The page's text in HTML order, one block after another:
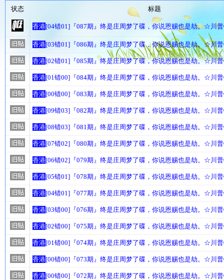
状态 标题
香港[04错01]『087期』终是庄周梦了碟，你说恩赐也是劫。☆川
香港[03错01]『086期』终是庄周梦了碟，你说恩赐也是劫。☆川
香港[02错01]『085期』终是庄周梦了碟，你说恩赐也是劫。☆川
香港[01错00]『084期』终是庄周梦了碟，你说恩赐也是劫。☆川
香港[00错00]『083期』终是庄周梦了碟，你说恩赐也是劫。☆川
香港[09错03]『082期』终是庄周梦了碟，你说恩赐也是劫。☆川
香港[08错03]『081期』终是庄周梦了碟，你说恩赐也是劫。☆川
香港[07错02]『080期』终是庄周梦了碟，你说恩赐也是劫。☆川
香港[06错02]『079期』终是庄周梦了碟，你说恩赐也是劫。☆川
香港[05错01]『078期』终是庄周梦了碟，你说恩赐也是劫。☆川
香港[04错01]『077期』终是庄周梦了碟，你说恩赐也是劫。☆川
香港[03错00]『076期』终是庄周梦了碟，你说恩赐也是劫。☆川
香港[02错00]『075期』终是庄周梦了碟，你说恩赐也是劫。☆川
香港[01错00]『074期』终是庄周梦了碟，你说恩赐也是劫。☆川
香港[00错00]『073期』终是庄周梦了碟，你说恩赐也是劫。☆川
香港[00错00]『072期』终是庄周梦了碟，你说恩赐也是劫。☆川